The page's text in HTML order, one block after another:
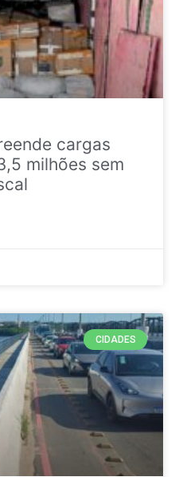
cargas
milhões sem
CIDADES